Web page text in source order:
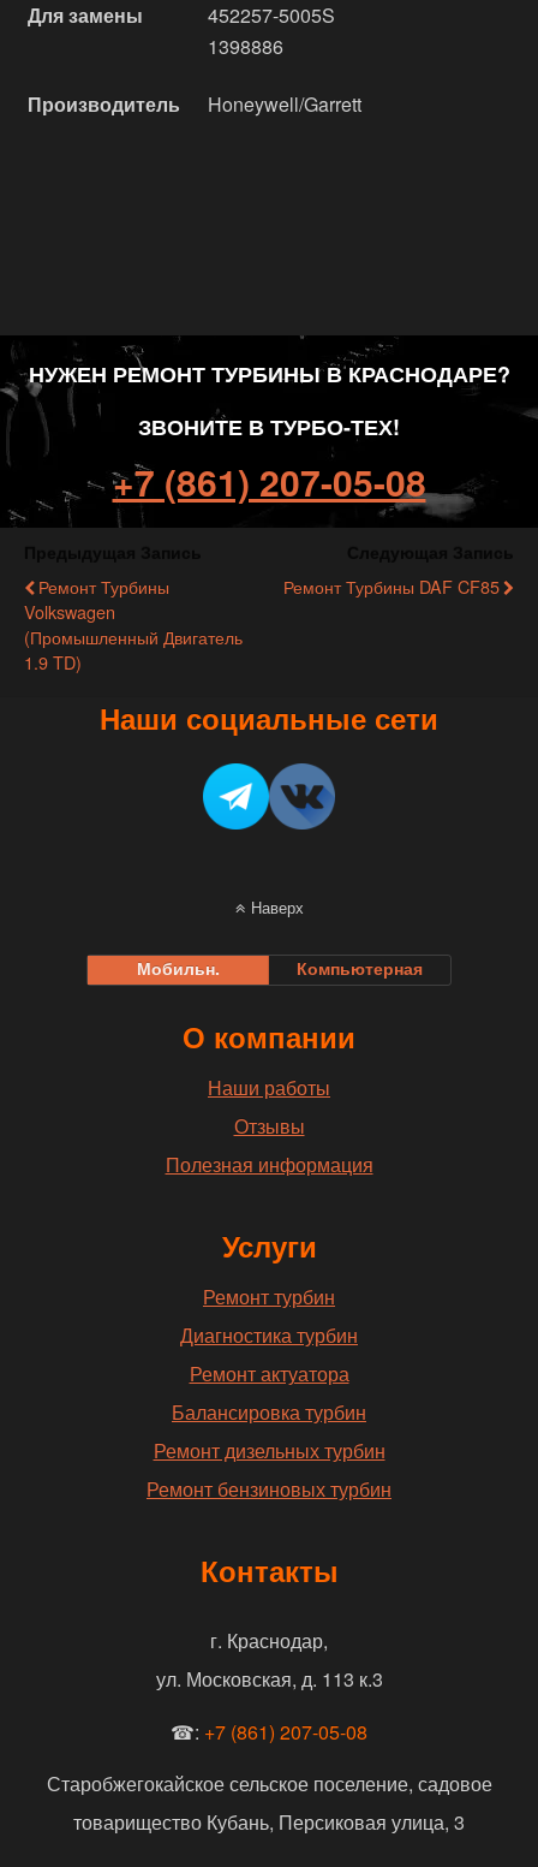
Для замены
452257-5005S
1398886
Производитель Honeywell/Garrett
НУЖЕН РЕМОНТ ТУРБИНЫ В КРАСНОДАРЕ?
ЗВОНИТЕ В ТУРБО-ТЕХ!
+7 (861) 207-05-08
Ремонт Турбины
Volkswagen
(промышленный Двигатель
1.9 TD)
Ремонт Турбины DAF CF85
Наши социальные сети
Наверх
Мобильн. Компьютерная
О компании
Наши работы
Отзывы
Полезная информация
Услуги
Ремонт турбин
Диагностика турбин
Ремонт актуатора
Балансировка турбин
Ремонт дизельных турбин
Ремонт бензиновых турбин
Контакты
г. Краснодар,
ул. Московская, д. 113 к.3
☎: +7 (861) 207-05-08
Старобжегокайское сельское поселение, садовое
товарищество Кубань, Персиковая улица, 3